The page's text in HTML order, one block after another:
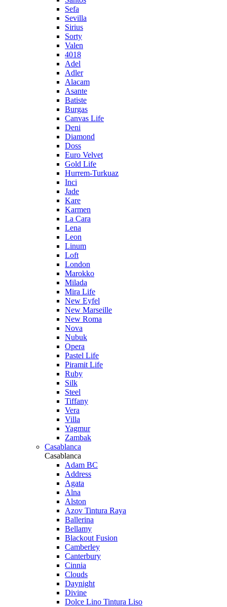
Sefa
Sevilla
Sirius
Sorty
Valen
4018
Adel
Adler
Alacam
Asante
Batiste
Burgas
Canvas Life
Deni
Diamond
Doss
Euro Velvet
Gold Life
Hurrem-Turkuaz
Inci
Jade
Kare
Karmen
La Cara
Lena
Leon
Linum
Loft
London
Marokko
Milada
Mira Life
New Eyfel
New Marseille
New Roma
Nova
Nubuk
Opera
Pastel Life
Piramit Life
Ruby
Silk
Steel
Tiffany
Vera
Villa
Yagmur
Zambak
Casablanca
Casablanca
Adam BC
Address
Agata
Alna
Alston
Azov Tintura Raya
Ballerina
Bellamy
Blackout Fusion
Camberley
Canterbury
Cinnia
Clouds
Daynight
Divine
Dolce Lino Tintura Liso